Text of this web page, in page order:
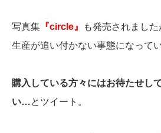
写真集 『circle』
も発売されまし
生産が追い付かない事態になって
購入している方々にはお待たせし
い…とツイート。